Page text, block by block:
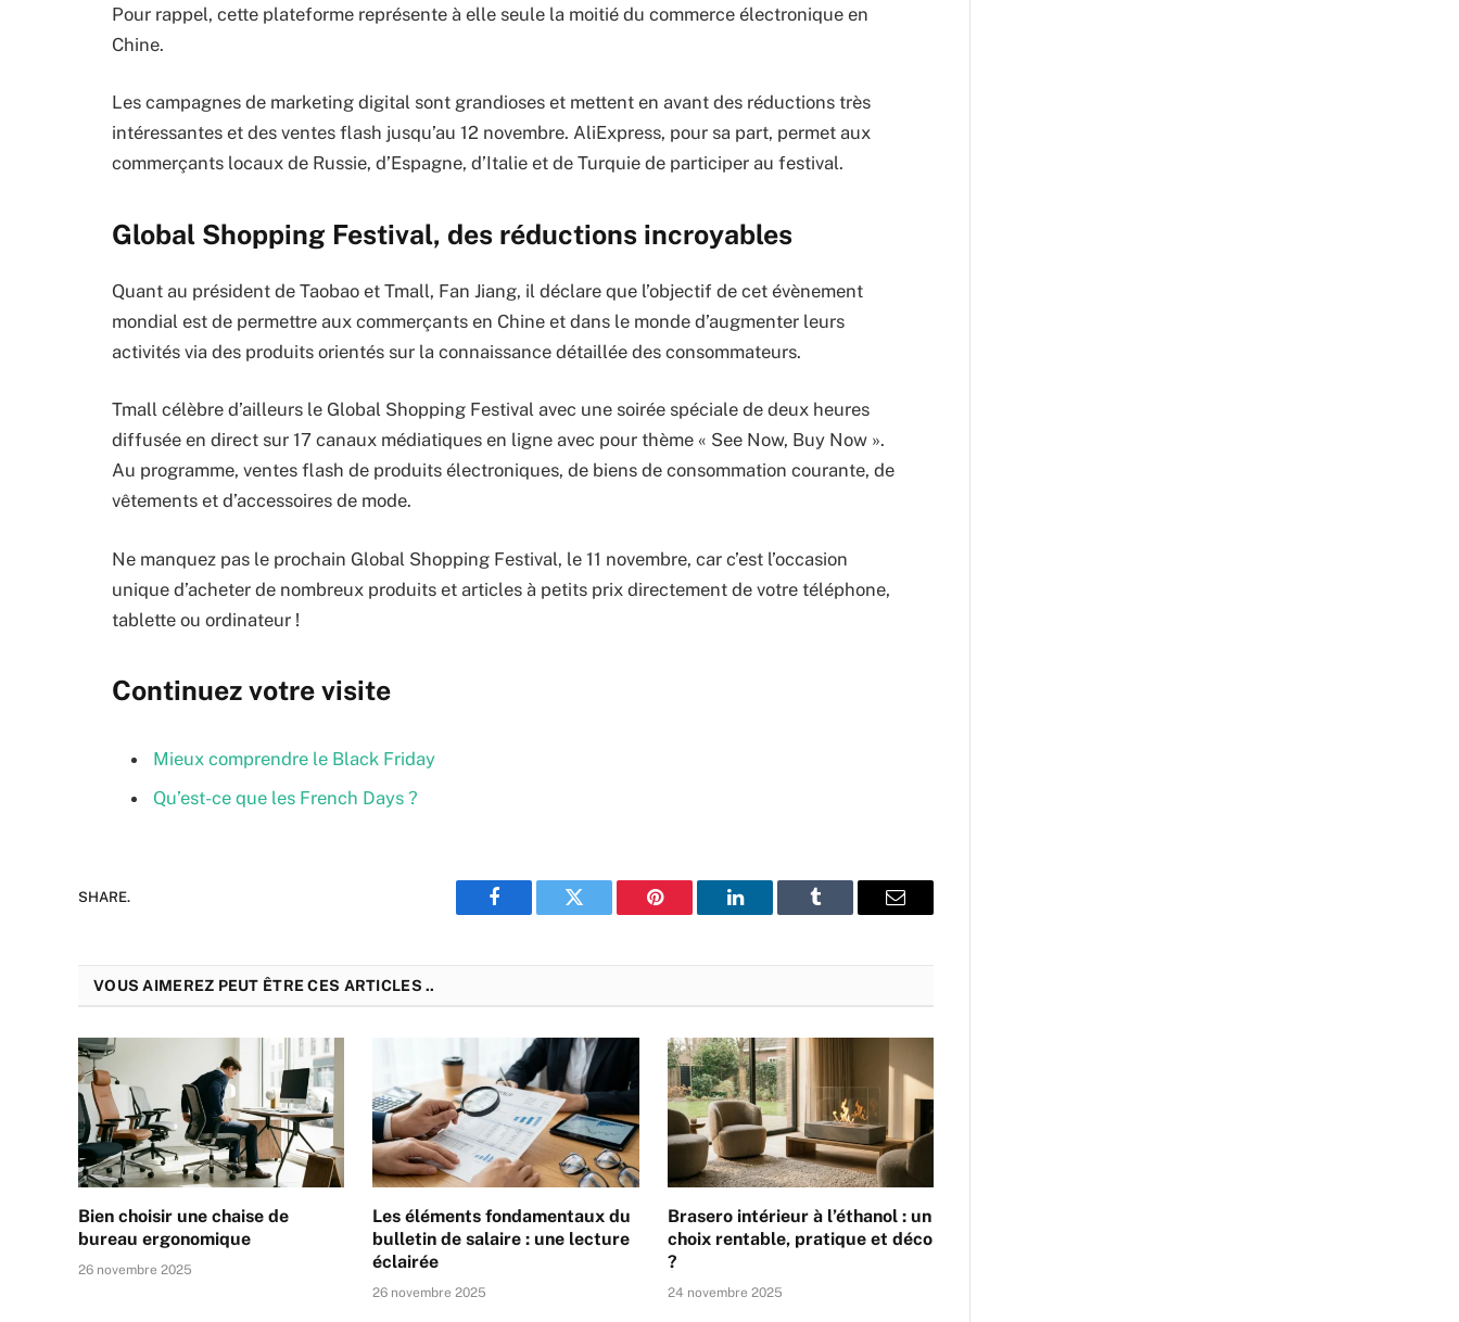
Pour rappel, cette plateforme représente à elle seule la moitié du commerce électronique en
Chine.
Les campagnes de marketing digital sont grandioses et mettent en avant des réductions très
intéressantes et des ventes flash jusqu’au 12 novembre. AliExpress, pour sa part, permet aux
commerçants locaux de Russie, d’Espagne, d’Italie et de Turquie de participer au festival.
Global Shopping Festival, des réductions incroyables
Quant au président de Taobao et Tmall, Fan Jiang, il déclare que l’objectif de cet évènement
mondial est de permettre aux commerçants en Chine et dans le monde d’augmenter leurs
activités via des produits orientés sur la connaissance détaillée des consommateurs.
Tmall célèbre d’ailleurs le Global Shopping Festival avec une soirée spéciale de deux heures
diffusée en direct sur 17 canaux médiatiques en ligne avec pour thème « See Now, Buy Now ».
Au programme, ventes flash de produits électroniques, de biens de consommation courante, de
vêtements et d’accessoires de mode.
Ne manquez pas le prochain Global Shopping Festival, le 11 novembre, car c’est l’occasion
unique d’acheter de nombreux produits et articles à petits prix directement de votre téléphone,
tablette ou ordinateur !
Continuez votre visite
Mieux comprendre le Black Friday
Qu’est-ce que les French Days ?
SHARE.
Facebook Twitter Pinterest LinkedIn Tumblr Email
VOUS AIMEREZ PEUT ÊTRE CES ARTICLES ..
Bien choisir une chaise de
bureau ergonomique
26 novembre 2025
Les éléments fondamentaux du
bulletin de salaire : une lecture
éclairée
26 novembre 2025
Brasero intérieur à l’éthanol : un
choix rentable, pratique et déco
?
24 novembre 2025